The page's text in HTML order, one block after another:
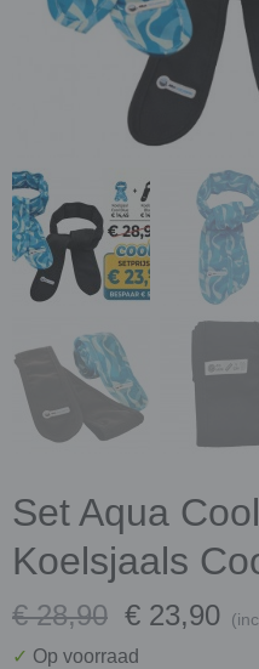
Set Aqua
Koelsjaals
€ 28,90 € 23,90
✓ Op voorraad